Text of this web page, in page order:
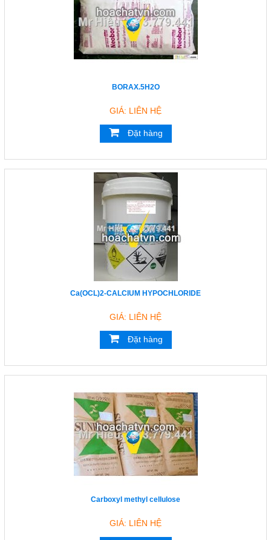
BORAX.5H2O
GIÁ: LIÊN HỆ
Đặt hàng
Ca(OCL)2-CALCIUM HYPOCHLORIDE
GIÁ: LIÊN HỆ
Đặt hàng
Carboxyl methyl cellulose
GIÁ: LIÊN HỆ